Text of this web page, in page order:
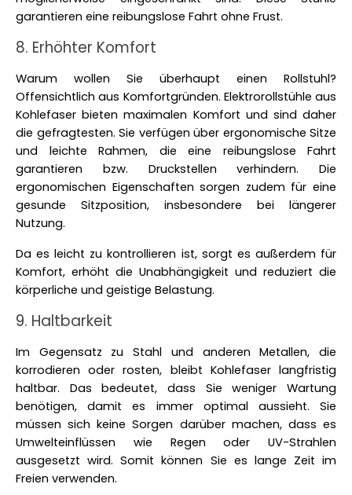
garantieren eine reibungslose Fahrt ohne Frust.
8. Erhöhter Komfort
Warum wollen Sie überhaupt einen Rollstuhl?
Offensichtlich aus Komfortgründen. Elektrorollstühle aus
Kohlefaser bieten maximalen Komfort und sind daher
die gefragtesten. Sie verfügen über ergonomische Sitze
und leichte Rahmen, die eine reibungslose Fahrt
garantieren bzw. Druckstellen verhindern. Die
ergonomischen Eigenschaften sorgen zudem für eine
gesunde Sitzposition, insbesondere bei längerer
Nutzung.
Da es leicht zu kontrollieren ist, sorgt es außerdem für
Komfort, erhöht die Unabhängigkeit und reduziert die
körperliche und geistige Belastung.
9. Haltbarkeit
Im Gegensatz zu Stahl und anderen Metallen, die
korrodieren oder rosten, bleibt Kohlefaser langfristig
haltbar. Das bedeutet, dass Sie weniger Wartung
benötigen, damit es immer optimal aussieht. Sie
müssen sich keine Sorgen darüber machen, dass es
Umwelteinflüssen wie Regen oder UV-Strahlen
ausgesetzt wird. Somit können Sie es lange Zeit im
Freien verwenden.